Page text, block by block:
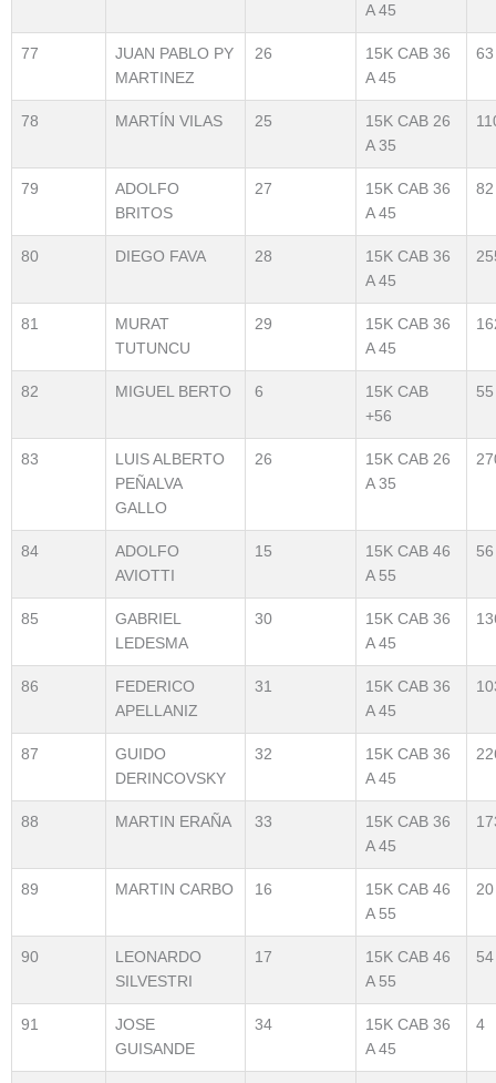
A 45
77
JUAN PABLO PY
MARTINEZ
26
15K CAB 36
A 45
63
78 MARTÍN VILAS 25
15K CAB 26
A 35
79
ADOLFO
BRITOS
27
15K CAB 36
A 45
82
80 DIEGO FAVA 28
15K CAB 36
A 45
81
MURAT
TUTUNCU
29
15K CAB 36
A 45
82 MIGUEL BERTO 6
15K CAB
+56
55
83
LUIS ALBERTO
PEÑALVA
GALLO
26
15K CAB 26
A 35
84
ADOLFO
AVIOTTI
15
15K CAB 46
A 55
56
85
GABRIEL
LEDESMA
30
15K CAB 36
A 45
86
FEDERICO
APELLANIZ
31
15K CAB 36
A 45
87
GUIDO
DERINCOVSKY
32
15K CAB 36
A 45
88 MARTIN ERAÑA 33
15K CAB 36
A 45
89 MARTIN CARBO 16
15K CAB 46
A 55
20
90
LEONARDO
SILVESTRI
17
15K CAB 46
A 55
54
91
JOSE
GUISANDE
34
15K CAB 36
A 45
4